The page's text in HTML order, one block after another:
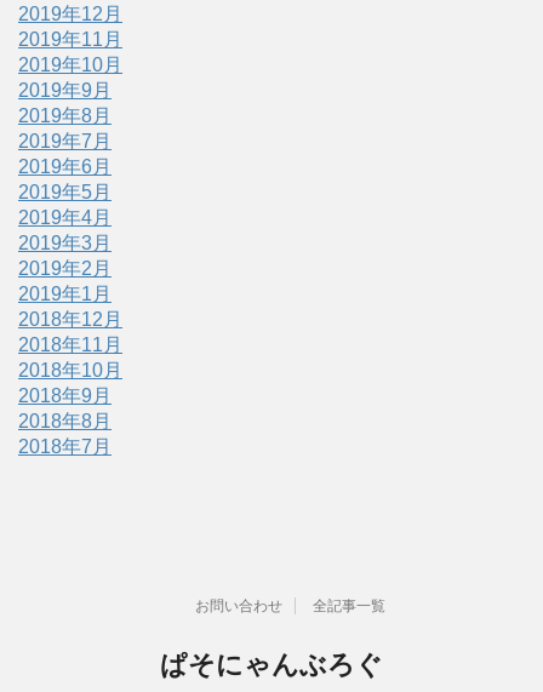
2019年12月
2019年11月
2019年10月
2019年9月
2019年8月
2019年7月
2019年6月
2019年5月
2019年4月
2019年3月
2019年2月
2019年1月
2018年12月
2018年11月
2018年10月
2018年9月
2018年8月
2018年7月
お問い合わせ 全記事一覧
ぱそにゃんぶろぐ